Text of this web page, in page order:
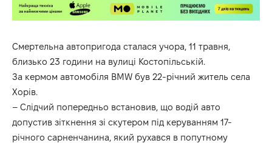
Смертельна автопригода сталася учора, 11 травня,
близько 23 години на вулиці Костопільській.
За кермом автомобіля BMW був 22-річний житель села
Хорів.
– Слідчий попередньо встановив, що водій авто
допустив зіткнення зі скутером під керуванням 17-
річного сарненчанина, який рухався в попутному